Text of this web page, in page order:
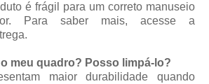
é frágil para um correto manuseio
Para saber mais, acesse a
.
meu quadro? Posso limpá-lo?
maior durabilidade quando